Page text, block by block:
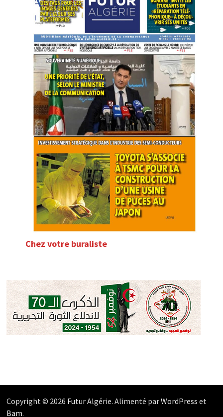
Chez votre buraliste
Copyright © 2026 Futur Algérie. Alimenté parWordPress et
Bam.